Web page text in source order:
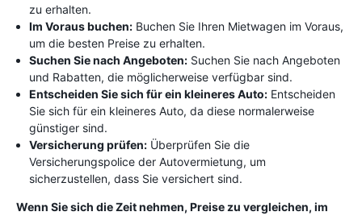
zu erhalten.
Im Voraus buchen: Buchen Sie Ihren Mietwagen im Voraus,
um die besten Preise zu erhalten.
Suchen Sie nach Angeboten: Suchen Sie nach Angeboten
und Rabatten, die möglicherweise verfügbar sind.
Entscheiden Sie sich für ein kleineres Auto: Entscheiden
Sie sich für ein kleineres Auto, da diese normalerweise
günstiger sind.
Versicherung prüfen: Überprüfen Sie die
Versicherungspolice der Autovermietung, um
sicherzustellen, dass Sie versichert sind.
Wenn Sie sich die Zeit nehmen, Preise zu vergleichen, im